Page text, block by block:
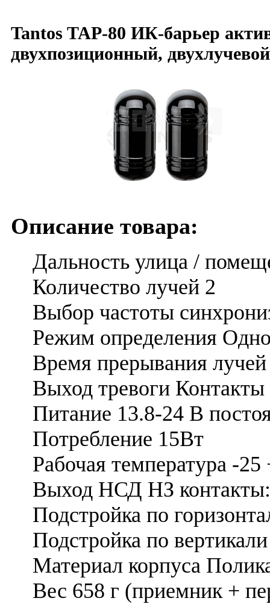
Tantos TAP-80 ИК-барьер
двухпозиционный,
Описание товара:
Дальность улица /
Количество лучей 2
Выбор частоты
Режим определения
Время прерывания
Выход тревоги
Питание 13.8-24 В
Потребление 15Вт
Рабочая температура -25
Выход НСД НЗ
Подстройка по
Подстройка по
Материал корпуса
Вес 658 г (приемник +